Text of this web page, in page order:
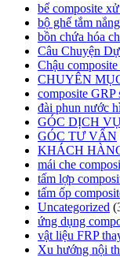
bể composite
bộ ghế tắm
bồn chứa hóa
Câu Chuyện
Chậu
CHUYÊN
composite GRP
đài phun nước
GÓC DỊCH
GÓC TƯ VẤN
KHÁCH
mái che
tấm lợp
tấm ốp
Uncategorized
ứng dụng
vật liệu FRP
Xu hướng nội